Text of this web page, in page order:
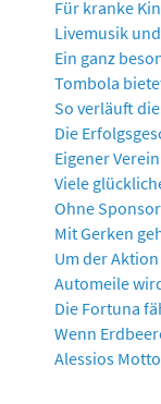
Für kranke
Livemusik
Ein ganz
Tombola
So verläuft
Die
Eigener
Viele
Ohne
Mit Gerken
Um der
Automeile
Die Fortuna
Wenn
Alessios